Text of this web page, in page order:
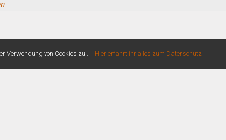
Verwendung von Cookies zu!. Hier erfahrt ihr alles zum Datenschutz